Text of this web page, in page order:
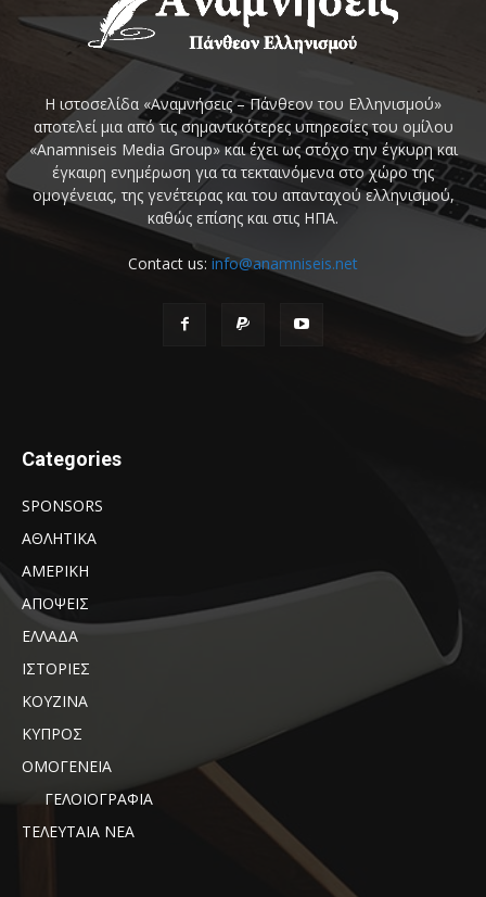
Η ιστοσελίδα «Αναμνήσεις – Πάνθεον του Ελληνισμού»
αποτελεί μια από τις σημαντικότερες υπηρεσίες του ομίλου
«Anamniseis Media Group» και έχει ως στόχο την έγκυρη και
έγκαιρη ενημέρωση για τα τεκταινόμενα στο χώρο της
ομογένειας, της γενέτειρας και του απανταχού ελληνισμού,
καθώς επίσης και στις ΗΠΑ.
Contact us: info@anamniseis.net
Categories
SPONSORS
ΑΘΛΗΤΙΚΑ
ΑΜΕΡΙΚΗ
ΑΠΟΨΕΙΣ
ΕΛΛΑΔΑ
ΙΣΤΟΡΙΕΣ
ΚΟΥΖΙΝΑ
ΚΥΠΡΟΣ
ΟΜΟΓΕΝΕΙΑ
ΓΕΛΟΙΟΓΡΑΦΙΑ
ΤΕΛΕΥΤΑΙΑ ΝΕΑ